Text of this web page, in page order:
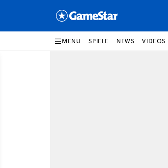
MENU SPIELE NEWS VIDEOS